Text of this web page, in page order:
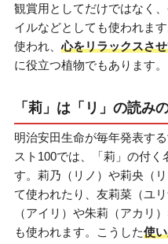
観賞用としてだけではなく
イルなどとしても使われま
使われ、心をリラックスさ
に役立つ植物でもあります。
「莉」は「リ」の読み
明治安田生命が毎年発表す
スト100では、「莉」の付
す。莉乃（リノ）や莉央（
て使われたり、友莉菜（ユ
（アイリ）や朱莉（アカリ
も使われます。こうした使